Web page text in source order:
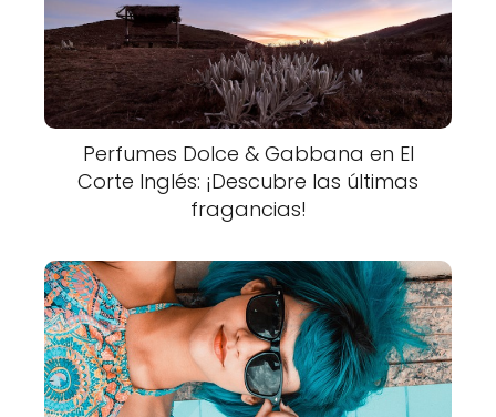
Perfumes Dolce & Gabbana en El
Corte Inglés: ¡Descubre las últimas
fragancias!